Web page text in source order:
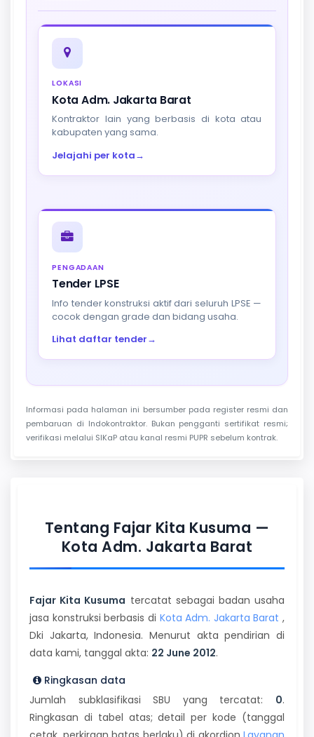
LOKASI
Kota Adm. Jakarta Barat
Kontraktor lain yang berbasis di kota atau
kabupaten yang sama.
Jelajahi per kota→
PENGADAAN
Tender LPSE
Info tender konstruksi aktif dari seluruh LPSE —
cocok dengan grade dan bidang usaha.
Lihat daftar tender→
Informasi pada halaman ini bersumber pada register resmi dan
pembaruan di Indokontraktor. Bukan pengganti sertifikat resmi;
verifikasi melalui SIKaP atau kanal resmi PUPR sebelum kontrak.
Tentang Fajar Kita Kusuma —
Kota Adm. Jakarta Barat
Fajar Kita Kusuma tercatat sebagai badan usaha
jasa konstruksi berbasis di Kota Adm. Jakarta Barat ,
Dki Jakarta, Indonesia. Menurut akta pendirian di
data kami, tanggal akta: 22 June 2012.
Ringkasan data
Jumlah subklasifikasi SBU yang tercatat: 0.
Ringkasan di tabel atas; detail per kode (tanggal